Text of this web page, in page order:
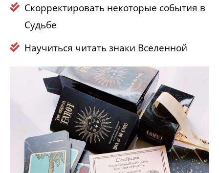
Скорректировать некоторые события в
Судьбе
Научиться читать знаки Вселенной